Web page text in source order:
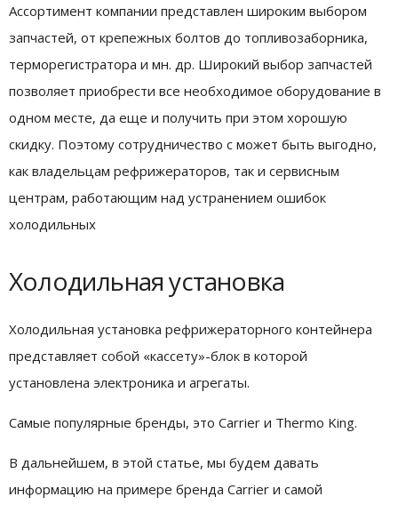
Ассортимент компании представлен широким выбором
запчастей, от крепежных болтов до топливозаборника,
терморегистратора и мн. др. Широкий выбор запчастей
позволяет приобрести все необходимое оборудование в
одном месте, да еще и получить при этом хорошую
скидку. Поэтому сотрудничество с может быть выгодно,
как владельцам рефрижераторов, так и сервисным
центрам, работающим над устранением ошибок
холодильных
Холодильная установка
Холодильная установка рефрижераторного контейнера
представляет собой «кассету»-блок в которой
установлена электроника и агрегаты.
Самые популярные бренды, это Carrier и Thermo King.
В дальнейшем, в этой статье, мы будем давать
информацию на примере бренда Carrier и самой